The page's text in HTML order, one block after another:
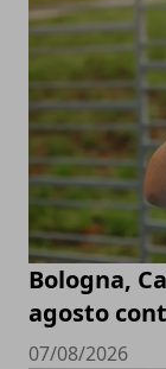
Bologna,
agosto
07/08/2026